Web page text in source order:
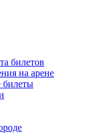
билетов
на арене
билеты